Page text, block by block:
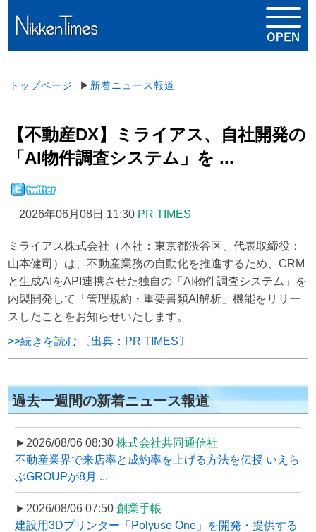
トップページ ▶ 新着ニュース報道
【不動産DX】ミライアス、自社開発の
「AI物件調査システム」を ...
2026年06月08日 11:30 PR TIMES
ミライアス株式会社（本社：東京都渋谷区、代表取締役：
山本健司）は、不動産業務の自動化を推進するため、CRM
と生成AIをAPI連携させた独自の「AI物件調査システム」を
内製開発して「管理規約・重要書類AI解析」機能をリリー
スしたことをお知らせいたします。
>>続きを読む 〔出典：PR TIMES〕
過去一週間の新着ニュース報道
►2026/08/06 08:30 株式会社共同通信社
不動産業界で来店率と成約率を上げる方法を伝授 いえら
ぶGROUPが8月 ...
►2026/08/06 07:50 創業手帳
建設用3Dプリンター「Polyuse One」を開発・提供する